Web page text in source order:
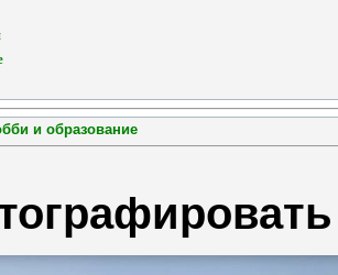
и образование